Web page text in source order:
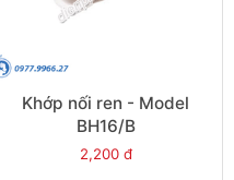
Khớp nối ren - Model
BH16/B
2,200 đ